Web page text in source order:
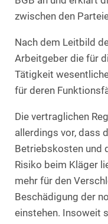
zwischen den
Nach dem Leitbild
Arbeitgeber die für
Tätigkeit
für deren
Die vertraglichen
allerdings vor, dass
Betriebskosten und
Risiko beim Kläger
mehr für den
Beschädigung der
einstehen. Insoweit